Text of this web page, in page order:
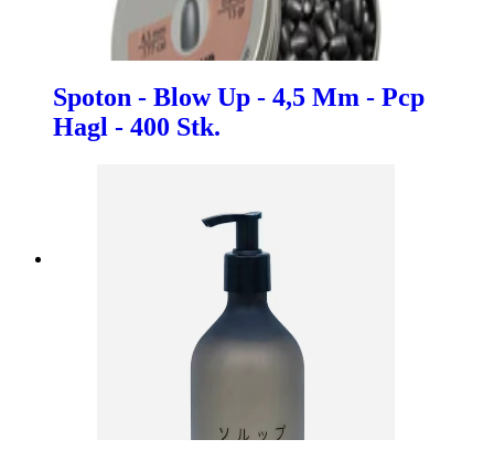
Spoton - Blow Up - 4,5 Mm - Pcp
Hagl - 400 Stk.